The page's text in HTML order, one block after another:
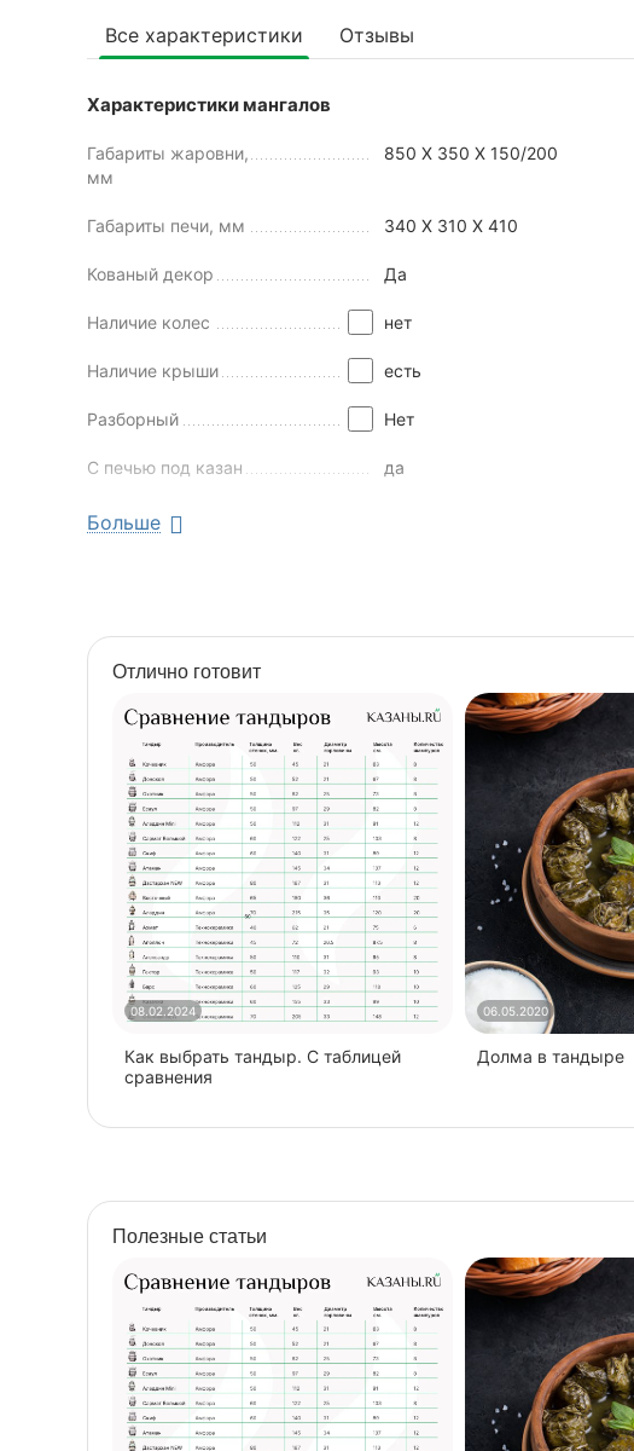
Все характеристики Отзывы
Характеристики мангалов
Габариты жаровни,
мм
850 Х 350 Х 150/200
Габариты печи, мм 340 Х 310 Х 410
Кованый декор Да
Наличие колес нет
Наличие крыши есть
Разборный Нет
С печью под казан да
Толщина стали, мм
Больше
Отлично готовит
08.02.2024
Как выбрать тандыр. С таблицей
сравнения
06.05.2020
​Долма в тандыре
Полезные статьи